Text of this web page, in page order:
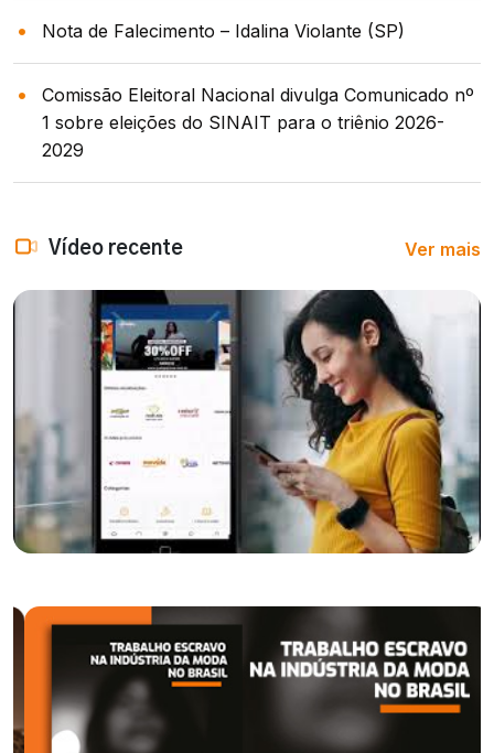
Nota de Falecimento – Idalina Violante (SP)
Comissão Eleitoral Nacional divulga Comunicado nº
1 sobre eleições do SINAIT para o triênio 2026-
2029
Vídeo recente Ver mais